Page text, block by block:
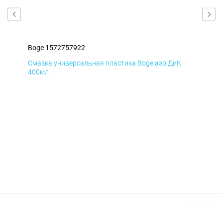
Boge 1572757922
Смазка универсальная пластика Boge аэр ДиК
400мл